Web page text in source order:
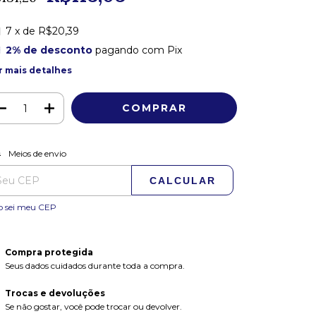
7 x de R$20,39
2% de descontopagando com Pix
mais detalhes
para o CEP:
Meios de envio
CALCULAR
sei meu CEP
Compra protegida
Seus dados cuidados durante toda a compra.
Trocas e devoluções
Se não gostar, você pode trocar ou devolver.